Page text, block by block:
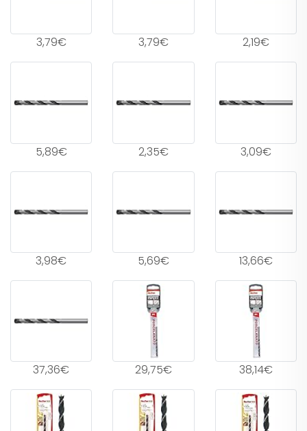
3,79€ 3,79€ 2,19€
5,89€ 2,35€ 3,09€
3,98€ 5,69€ 13,66€
37,36€ 29,75€ 38,14€